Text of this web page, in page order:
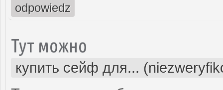
odpowiedz
Тут можно
купить сейф для...